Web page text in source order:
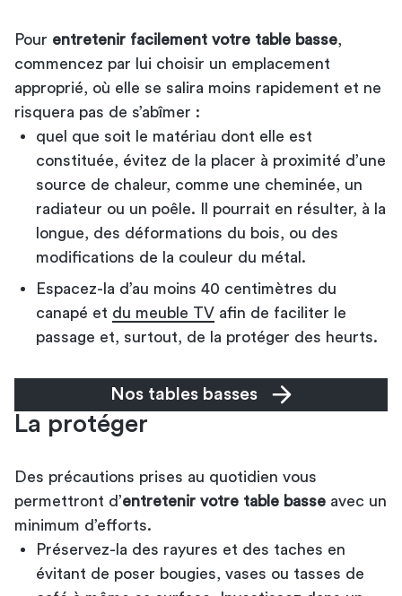
Pour entretenir facilement votre table basse
commencez par lui choisir un emplacement
approprié, où elle se salira moins rapidement et ne
risquera pas de s’abîmer :
quel que soit le matériau dont elle est
constituée, évitez de la placer à proximité d’une
source de chaleur, comme une cheminée, un
radiateur ou un poêle. Il pourrait en résulter, à la
longue, des déformations du bois, ou des
modifications de la couleur du métal.
Espacez-la d’au moins 40 centimètres du
canapé et du meuble TV afin de faciliter le
passage et, surtout, de la protéger des heurts.
Nos tables basses
La protéger
Des précautions prises au quotidien vous
permettront d’entretenir votre table basse avec un
minimum d’efforts.
Préservez-la des rayures et des taches en
évitant de poser bougies, vases ou tasses de